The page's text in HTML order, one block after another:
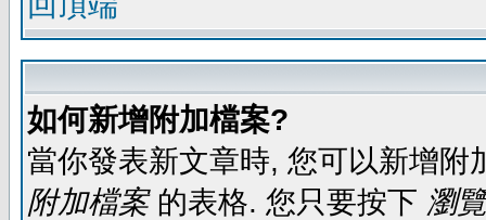
如何新增附加檔案?
當你發表新文章時, 您可以新增
附加檔案的表格. 您只要按下 瀏